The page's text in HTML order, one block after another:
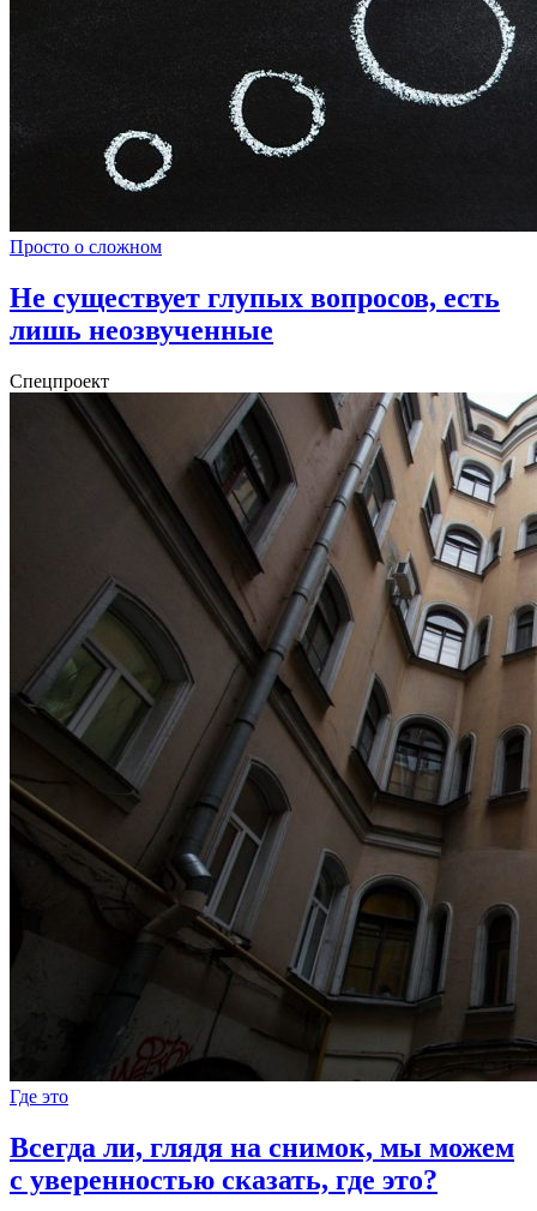
Просто о сложном
Не существует глупых вопросов, есть
лишь неозвученные
Спецпроект
Где это
Всегда ли, глядя на снимок, мы можем
с уверенностью сказать, где это?